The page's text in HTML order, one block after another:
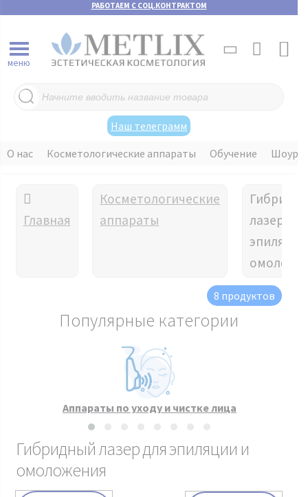
РАБОТАЕМ С СОЦ.КОНТРАКТОМ
Поиск
товаров
Наш телеграмм
меню
О нас Косметологические аппараты Обучение
Главная
Косметологические
аппараты
лазер для
8 продуктов
Популярные категории
Аппараты по уходу и чистке лица
Гибридный лазер для эпиляции и
омоложения